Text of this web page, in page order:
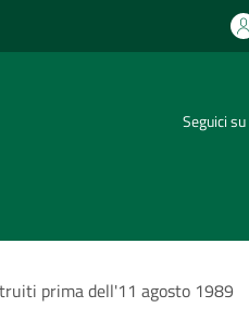
Seguici su
prima dell'11 agosto 1989